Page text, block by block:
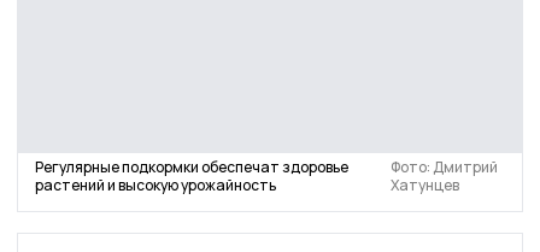
Регулярные подкормки обеспечат здоровье
растений и высокую урожайность
Фото: Дмитрий
Хатунцев